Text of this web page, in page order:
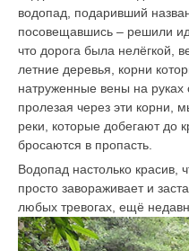
водопад, подаривший
посовещавшись – решили
что дорога была нелёгкой,
летние деревья, корни
натруженные вены на руках
пролезая через эти корни,
реки, которые добегают до
бросаются в пропасть.
Водопад настолько
просто завораживает и
любых тревогах, ещё